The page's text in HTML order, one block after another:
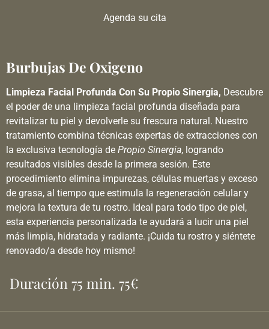
Agenda su cita
Burbujas De Oxigeno
Limpieza Facial Profunda Con Su Propio Sinergia, Descubre
el poder de una limpieza facial profunda diseñada para
revitalizar tu piel y devolverle su frescura natural. Nuestro
tratamiento combina técnicas expertas de extracciones con
la exclusiva tecnología de Propio Sinergia, logrando
resultados visibles desde la primera sesión. Este
procedimiento elimina impurezas, células muertas y exceso
de grasa, al tiempo que estimula la regeneración celular y
mejora la textura de tu rostro. Ideal para todo tipo de piel,
esta experiencia personalizada te ayudará a lucir una piel
más limpia, hidratada y radiante. ¡Cuida tu rostro y siéntete
renovado/a desde hoy mismo!
Duración 75 min. 75€